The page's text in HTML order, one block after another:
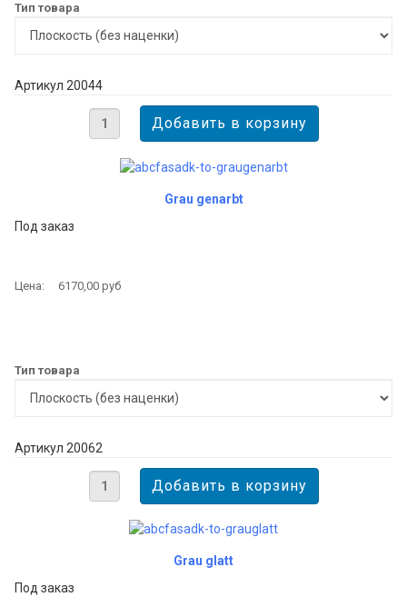
Тип товара
Артикул 20044
Grau genarbt
Под заказ
Цена: 6170,00 руб
Тип товара
Артикул 20062
Grau glatt
Под заказ